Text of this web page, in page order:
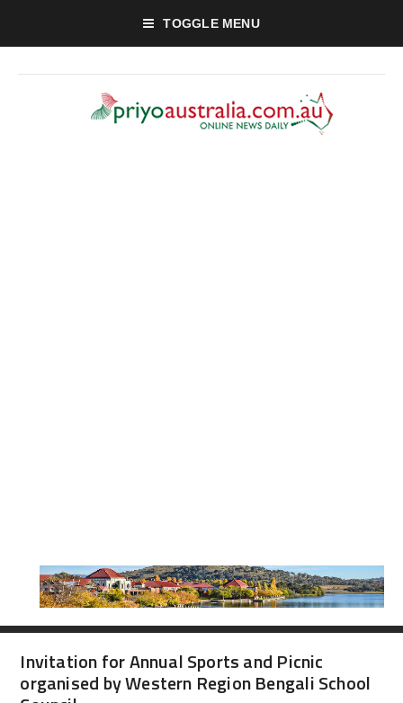
TOGGLE MENU
Invitation for Annual Sports and Picnic
organised by Western Region Bengali School